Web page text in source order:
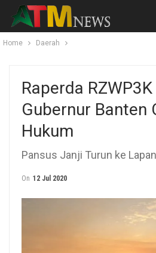
Home Daerah
Raperda
Gubernur Banten
Hukum
Pansus Janji Turun ke
On 12 Jul 2020